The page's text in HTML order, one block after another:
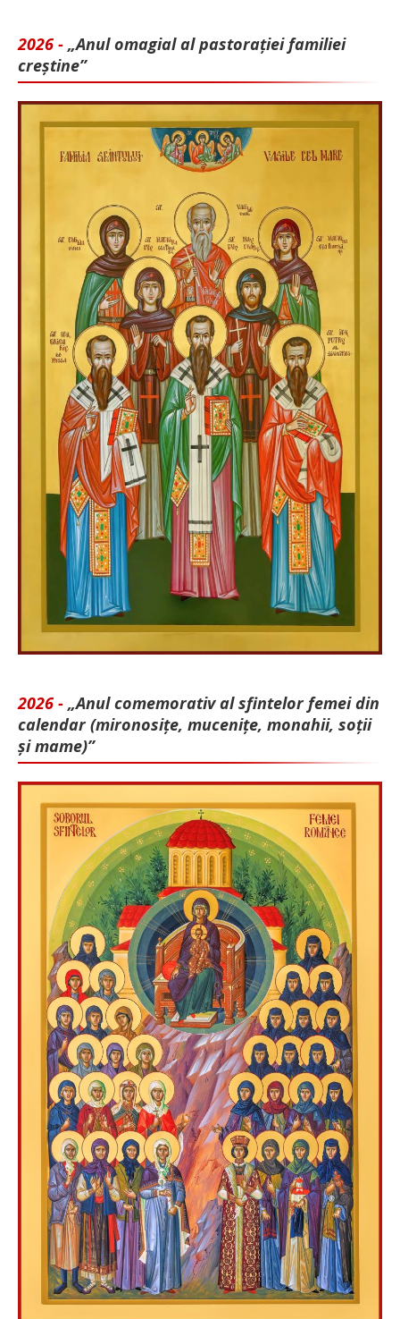
2026 - „Anul omagial al pastorației familiei
creștine”
2026 - „Anul comemorativ al sfintelor femei din
calendar (mironosițe, mu­cenițe, monahii, soții
și mame)”